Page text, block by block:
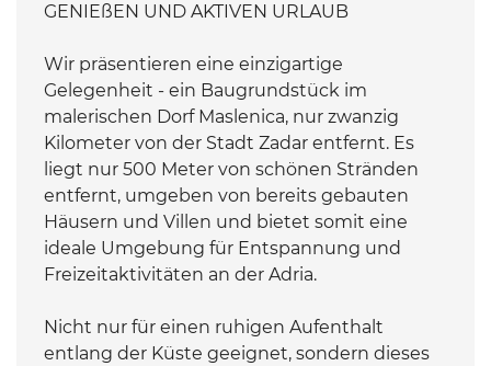
GENIEßEN UND AKTIVEN URLAUB
Wir präsentieren eine einzigartige
Gelegenheit - ein Baugrundstück im
malerischen Dorf Maslenica, nur zwanzig
Kilometer von der Stadt Zadar entfernt. Es
liegt nur 500 Meter von schönen Stränden
entfernt, umgeben von bereits gebauten
Häusern und Villen und bietet somit eine
ideale Umgebung für Entspannung und
Freizeitaktivitäten an der Adria.
Nicht nur für einen ruhigen Aufenthalt
entlang der Küste geeignet, sondern dieses